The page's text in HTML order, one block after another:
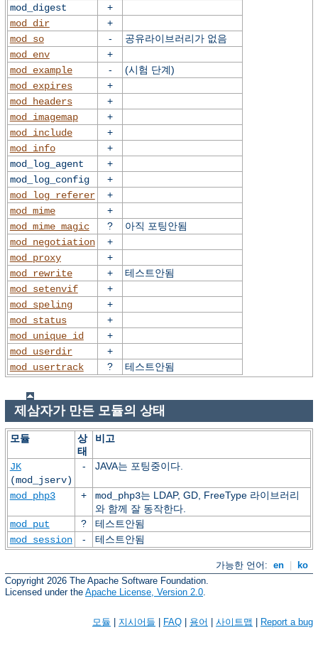
mod_digest
+
mod_dir
+
mod_so
-
공유라이브러리가 없음
mod_env
+
mod_example
-
(시험 단계)
mod_expires
+
mod_headers
+
mod_imagemap
+
mod_include
+
mod_info
+
mod_log_agent
+
mod_log_config
+
mod_log_referer
+
mod_mime
+
mod_mime_magic
?
아직 포팅안됨
mod_negotiation
+
mod_proxy
+
mod_rewrite
+
테스트안됨
mod_setenvif
+
mod_speling
+
mod_status
+
mod_unique_id
+
mod_userdir
+
mod_usertrack
? 테스트안됨
제삼자가 만든 모듈의 상태
모듈
상
태
비고
JK
(mod_jserv)
- JAVA는 포팅중이다.
mod_php3 + mod_php3는 LDAP, GD, FreeType 라이브러리
와 함께 잘 동작한다.
mod_put
?
테스트안됨
mod_session
- 테스트안됨
가능한 언어: en
ko
Copyright 2026 The Apache Software Foundation.
Licensed under the Apache License, Version 2.0.
모듈 지시어들 FAQ 용어 사이트맵 Report a bug